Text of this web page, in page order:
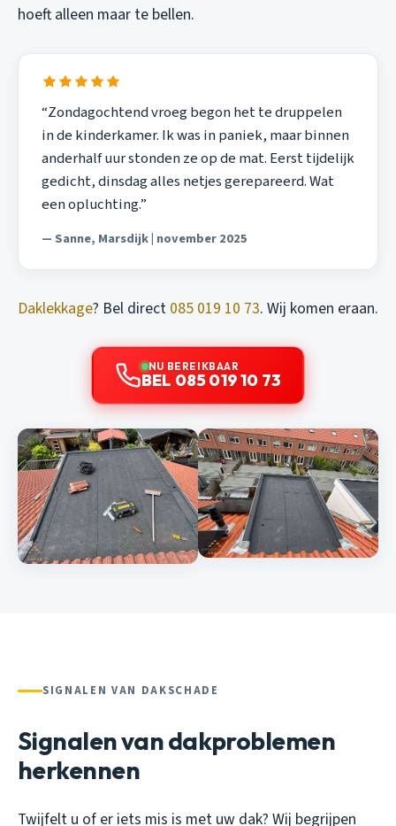
hoeft alleen maar te bellen.
“Zondagochtend vroeg begon het te druppelen
in de kinderkamer. Ik was in paniek, maar binnen
anderhalf uur stonden ze op de mat. Eerst tijdelijk
gedicht, dinsdag alles netjes gerepareerd. Wat
een opluchting.”
— Sanne, Marsdijk | november 2025
Daklekkage? Bel direct 085 019 10 73. Wij komen eraan.
NU BEREIKBAAR
BEL 085 019 10 73
SIGNALEN VAN DAKSCHADE
Signalen van dakproblemen
herkennen
Twijfelt u of er iets mis is met uw dak? Wij begrijpen